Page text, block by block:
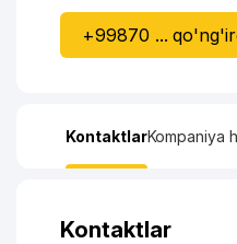
+99870 ...
KontaktlarKompaniya
Kontaktlar